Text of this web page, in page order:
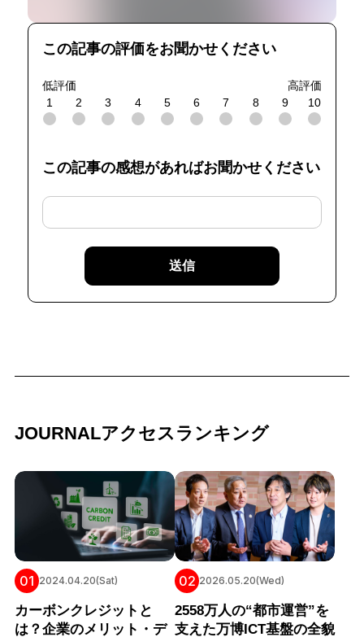
この記事の評価をお聞かせください
低評価
高評価
1
2 3 4 5 6 7 8 9 10
この記事の感想があればお聞かせください
送信
JOURNALアクセスランキング
01 2024.04.20(Sat)
カーボンクレジットと
は？企業のメリット・デ
02 2026.05.20(Wed)
2558万人の“都市運営”を
支えた万博ICT基盤の全貌